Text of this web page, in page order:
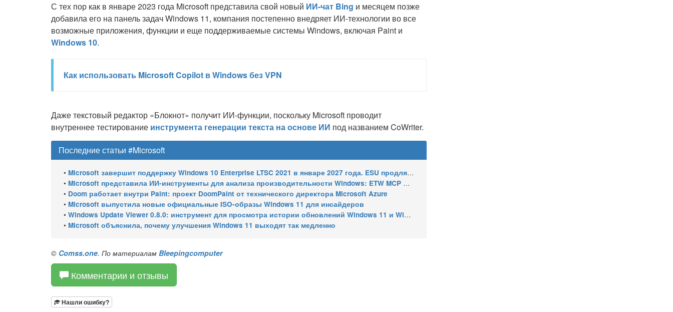
С тех пор как в январе 2023 года Microsoft представила свой новый ИИ-чат Bing и месяцем позже
добавила его на панель задач Windows 11, компания постепенно внедряет ИИ-технологии во все
возможные приложения, функции и еще поддерживаемые системы Windows, включая Paint и
Windows 10.
Как использовать Microsoft Copilot в Windows без VPN
Даже текстовый редактор «Блокнот» получит ИИ-функции, поскольку Microsoft проводит
внутреннее тестирование инструмента генерации текста на основе ИИ под названием CoWriter.
Последние статьи #Microsoft
• Microsoft завершит поддержку Windows 10 Enterprise LTSC 2021 в январе 2027 года. ESU продлят обновления до января 2030 года
• Microsoft представила ИИ-инструменты для анализа производительности Windows: ETW MCP и WPA MCP
• Doom работает внутри Paint: проект DoomPaint от технического директора Microsoft Azure
• Microsoft выпустила новые официальные ISO-образы Windows 11 для инсайдеров
• Windows Update Viewer 0.8.0: инструмент для просмотра истории обновлений Windows 11 и Windows 10 получил улучшения
• Microsoft объяснила, почему улучшения Windows 11 выходят так медленно
© Comss.one. По материалам Bleepingcomputer